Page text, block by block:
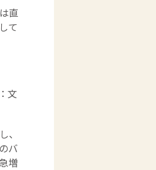
直
て
文
、
バ
増